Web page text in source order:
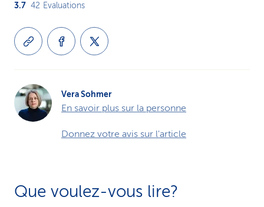
3.7 42 Evaluations
Vera Sohmer
En savoir plus sur la personne
Donnez votre avis sur l'article
Que voulez-vous lire?